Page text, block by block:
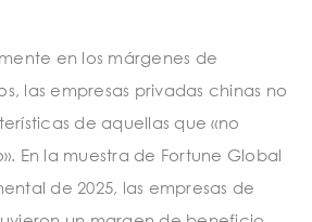
en los márgenes de
las empresas privadas chinas no
de aquellas que «no
En la muestra de Fortune Global
de 2025, las empresas de